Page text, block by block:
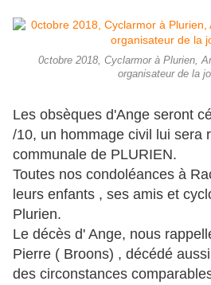
0ctobre 2018, Cyclarmor à Plurien,
organisateur de la
Les obsèques d'Ange seront
/10, un hommage civil lui sera
communale de PLURIEN.
Toutes nos condoléances à
leurs enfants , ses amis et
Plurien.
Le décès d' Ange, nous
Pierre ( Broons) , décédé
des circonstances